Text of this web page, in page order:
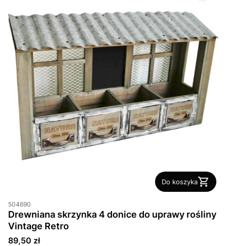
Do koszyka
504690
Drewniana skrzynka 4 donice do uprawy rośliny
Vintage Retro
Cena
89,50 zł